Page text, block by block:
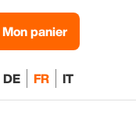
Mon panier
DE FR IT